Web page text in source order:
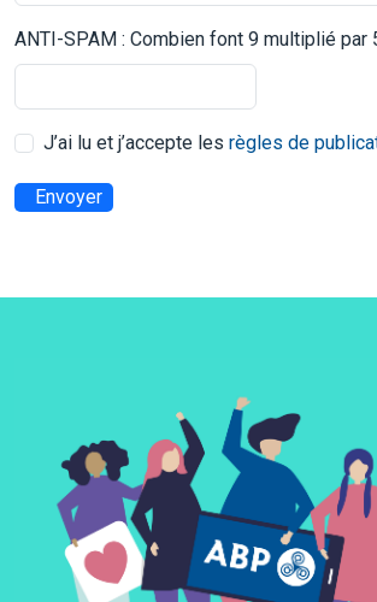
ANTI-SPAM : Combien font 9 multiplié par
J’ai lu et j’accepte les règles de
Envoyer